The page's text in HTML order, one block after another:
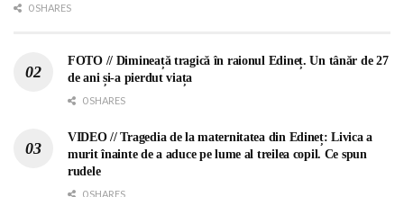
0 SHARES
FOTO // Dimineață tragică în raionul Edineț. Un tânăr de 27
de ani și-a pierdut viața
0 SHARES
VIDEO // Tragedia de la maternitatea din Edineț: Livica a
murit înainte de a aduce pe lume al treilea copil. Ce spun
rudele
0 SHARES